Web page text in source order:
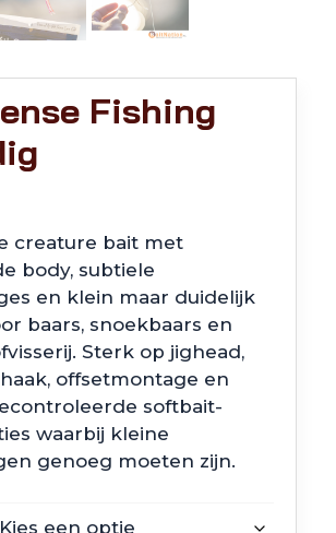
Fishing
creature bait met
body, subtiele
en klein maar duidelijk
baars, snoekbaars en
Sterk op jighead,
offsetmontage en
softbait-
waarbij kleine
genoeg moeten zijn.